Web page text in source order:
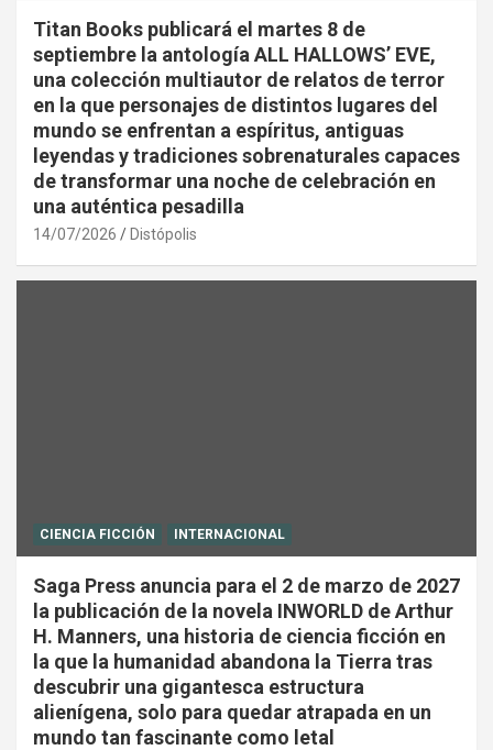
Titan Books publicará el martes 8 de
septiembre la antología ALL HALLOWS’ EVE,
una colección multiautor de relatos de terror
en la que personajes de distintos lugares del
mundo se enfrentan a espíritus, antiguas
leyendas y tradiciones sobrenaturales capaces
de transformar una noche de celebración en
una auténtica pesadilla
14/07/2026 Distópolis
CIENCIA FICCIÓN INTERNACIONAL
Saga Press anuncia para el 2 de marzo de 2027
la publicación de la novela INWORLD de Arthur
H. Manners, una historia de ciencia ficción en
la que la humanidad abandona la Tierra tras
descubrir una gigantesca estructura
alienígena, solo para quedar atrapada en un
mundo tan fascinante como letal